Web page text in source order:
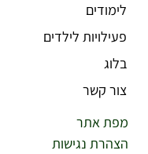
לימודים
פעילויות לילדים
בלוג
צור קשר
מפת אתר
הצהרת נגישות